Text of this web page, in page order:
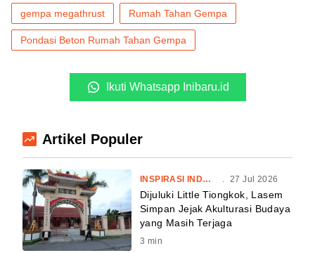
gempa megathrust Rumah Tahan Gempa
Pondasi Beton Rumah Tahan Gempa
Ikuti Whatsapp Inibaru.id
Artikel Populer
INSPIRASI INDONESIA . 27 Jul 2026
Dijuluki Little Tiongkok, Lasem
Simpan Jejak Akulturasi Budaya
yang Masih Terjaga
3 min